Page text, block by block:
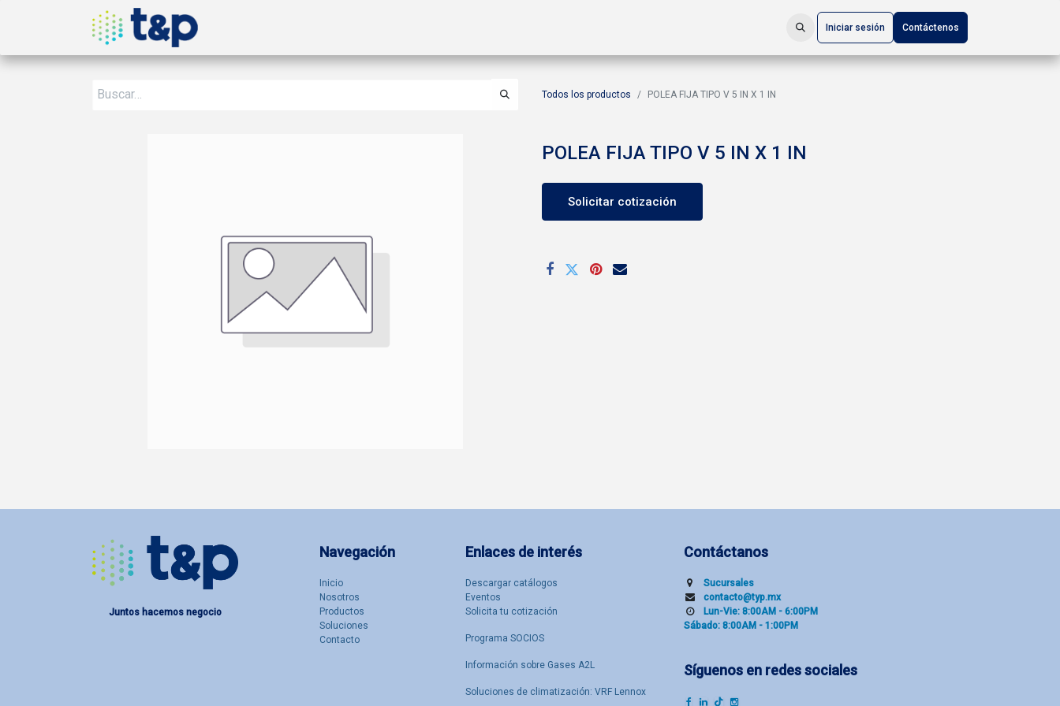
Iniciar sesión Contáctenos
Todos los productos POLEA FIJA TIPO V 5 IN X 1 IN
POLEA FIJA TIPO V 5 IN X 1 IN
Solicitar cotización
Enlaces de interés
Descargar catálogos
Eventos
Solicita tu cotización
Programa SOCIOS
Información sobre Gases A2L
Soluciones de climatización: VRF Lennox
Navegación
Inicio
Nosotro​s
Productos
Soluciones
Contacto
Contáctanos
Sucu​rsal​es
contacto@typ.mx
Lun-Vie: 8:00AM - 6:00PM
Sábado: 8:00AM - 1:00PM
Síguenos en redes sociales
Juntos hacemos negocio